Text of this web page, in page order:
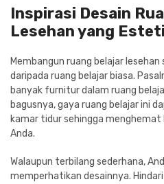
Inspirasi Desain
Lesehan yang
Membangun ruang belajar
daripada ruang belajar biasa.
banyak furnitur dalam ruang
bagusnya, gaya ruang belajar ini
kamar tidur sehingga
Anda.
Walaupun terbilang sederhana,
memperhatikan desainnya.